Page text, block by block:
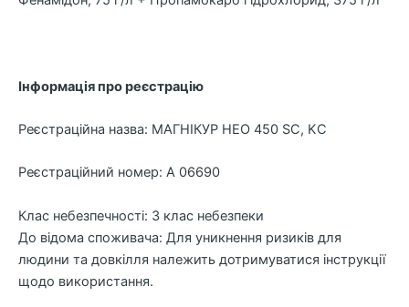
Інформація про реєстрацію
Реєстраційна назва: МАГНІКУР НЕО 450 SC, KC
Реєстраційний номер: A 06690
Клас небезпечності: 3 клас небезпеки
До відома споживача: Для уникнення ризиків для
людини та довкілля належить дотримуватися інструкції
щодо використання.